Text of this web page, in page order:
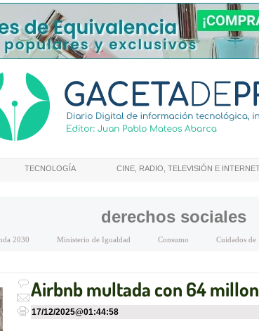
TECNOLOGÍA CINE, RADIO, TELEVISIÓN E
derechos sociales
2030 Ministerio de Igualdad Consumo Cuidados
Airbnb multada con 64
17/12/2025@01:44:58